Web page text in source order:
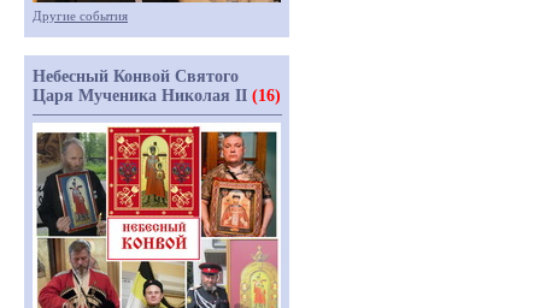
Другие события
Небесный Конвой Святого
Царя Мученика Николая II (16)